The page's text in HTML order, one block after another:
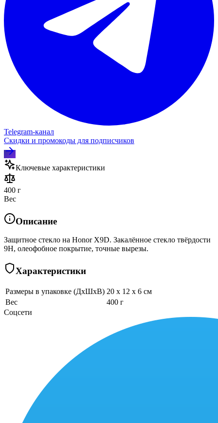
Telegram‑канал
Скидки и промокоды для подписчиков
Ключевые характеристики
400 г
Вес
Описание
Защитное стекло на Honor X9D. Закалённое стекло твёрдости
9H, олеофобное покрытие, точные вырезы.
Характеристики
Размеры в упаковке (ДхШхВ) 20 x 12 x 6 см
Вес
400 г
Соцсети